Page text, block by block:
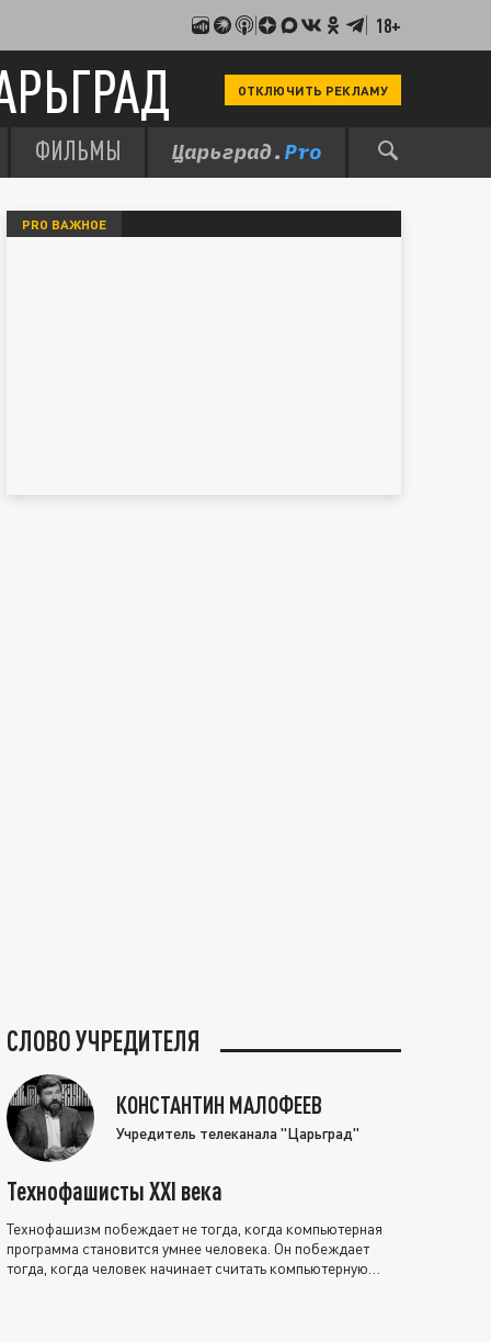
18+
ОТКЛЮЧИТЬ РЕКЛАМУ
ФИЛЬМЫ
PRO ВАЖНОЕ
СЛОВО УЧРЕДИТЕЛЯ
КОНСТАНТИН МАЛОФЕЕВ
Учредитель телеканала "Царьград"
Технофашисты XXI века
Технофашизм побеждает не тогда, когда компьютерная
программа становится умнее человека. Он побеждает
тогда, когда человек начинает считать компьютерную